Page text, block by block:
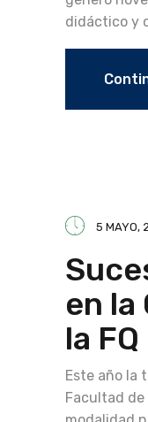
didáctico y
5 MAYO,
en la
la FQ
Este año la
Facultad de